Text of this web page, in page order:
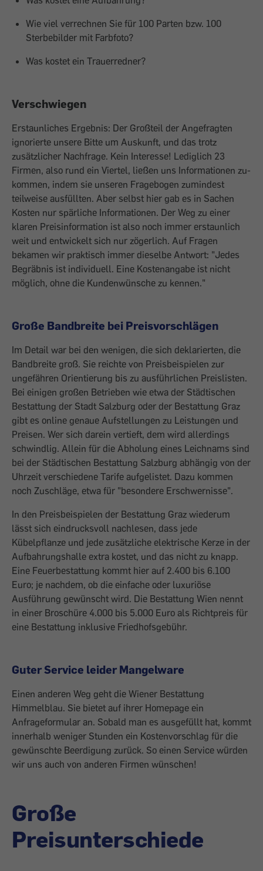
Wie viel verrechnen Sie für 100 Parten bzw. 100
Sterbebilder mit Farbfoto?
Was kostet ein Trauerredner?
Verschwiegen
Erstaunliches Ergebnis: Der Großteil der Angefragten
ignorierte unsere Bitte um Auskunft, und das trotz
zusätzlicher Nachfrage. Kein Interesse! Lediglich 23
Firmen, also rund ein Viertel, ließen uns Informationen zu­
kommen, indem sie unseren Fragebogen ­zumindest
teilweise ausfüllten. Aber selbst hier gab es in Sachen
Kosten nur spärliche Informationen. Der Weg zu einer
klaren Preis­information ist also noch immer erstaunlich
weit und entwickelt sich nur zögerlich. Auf Fragen
bekamen wir praktisch immer die­selbe Antwort: "Jedes
Begräbnis ist indivi­duell. Eine Kostenangabe ist nicht
möglich, ohne die Kundenwünsche zu kennen."
Große Bandbreite bei Preisvorschlägen
Im Detail war bei den wenigen, die sich deklarierten, die
Bandbreite groß. Sie reichte von Preisbeispielen zur
ungefähren Orientierung bis zu ausführlichen Preislisten.
Bei einigen großen Betrieben wie etwa der Städtischen
Bestattung der Stadt Salzburg oder der Bestattung Graz
gibt es online­ ­genaue Aufstellungen zu Leistungen und
Preisen. Wer sich darein vertieft, dem wird allerdings
schwindlig. Allein für die Abholung eines Leichnams sind
bei der Städtischen Bestattung Salzburg abhängig von der
Uhrzeit verschiedene Tarife aufgelistet. Dazu kommen
noch Zuschläge, etwa für "besondere Erschwernisse".
In den Preisbeispielen der Bestattung Graz wiederum
lässt sich eindrucksvoll nachlesen, dass ­jede
Kübelpflanze und jede zusätzliche elektrische Kerze in der
Aufbahrungshalle extra kostet, und das nicht zu knapp.
Eine Feuerbestattung kommt hier auf 2.400 bis 6.100
Euro; je nachdem, ob die einfache oder luxuriöse
Ausführung gewünscht wird. Die Bestattung Wien nennt
in einer Broschüre 4.000 bis 5.000 Euro als Richtpreis für
eine Bestattung inklusive Friedhofsgebühr.
Guter Service leider Mangelware
Einen anderen Weg geht die Wiener Bestattung
Himmelblau. Sie bietet auf ihrer Homepage ein
Anfrageformular an. Sobald man es ausgefüllt hat, kommt
innerhalb weniger Stunden ein Kosten­vorschlag für die
gewünschte Beerdigung zurück. So einen Service würden
wir uns auch von anderen Firmen wünschen!
Große
Preisunterschiede